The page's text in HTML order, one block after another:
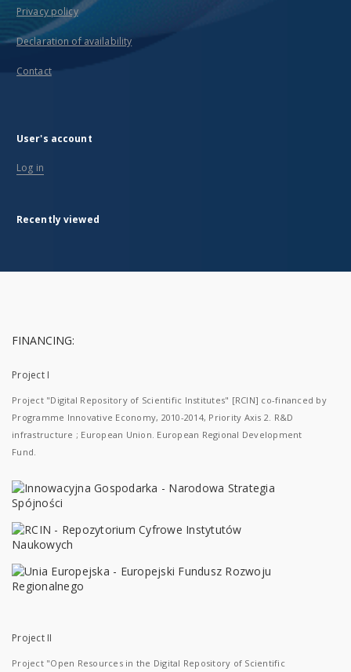
Privacy policy
Declaration of availability
Contact
User's account
Log in
Recently viewed
FINANCING:
Project I
Project "Digital Repository of Scientific Institutes" [RCIN] co-financed by
Programme Innovative Economy, 2010-2014, Priority Axis 2. R&D
infrastructure ; European Union. European Regional Development
Fund.
Project II
Project "Open Resources in the Digital Repository of Scientific